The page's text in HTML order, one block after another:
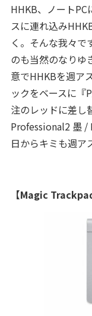
HHKB、ノート
スに連れ込み
く。そんな我々で
のも当然のなり
意でHHKBを週ア
ックをベースに『
注のレッドに差
Professional2 墨 /
日からキミも週ア
【Magic